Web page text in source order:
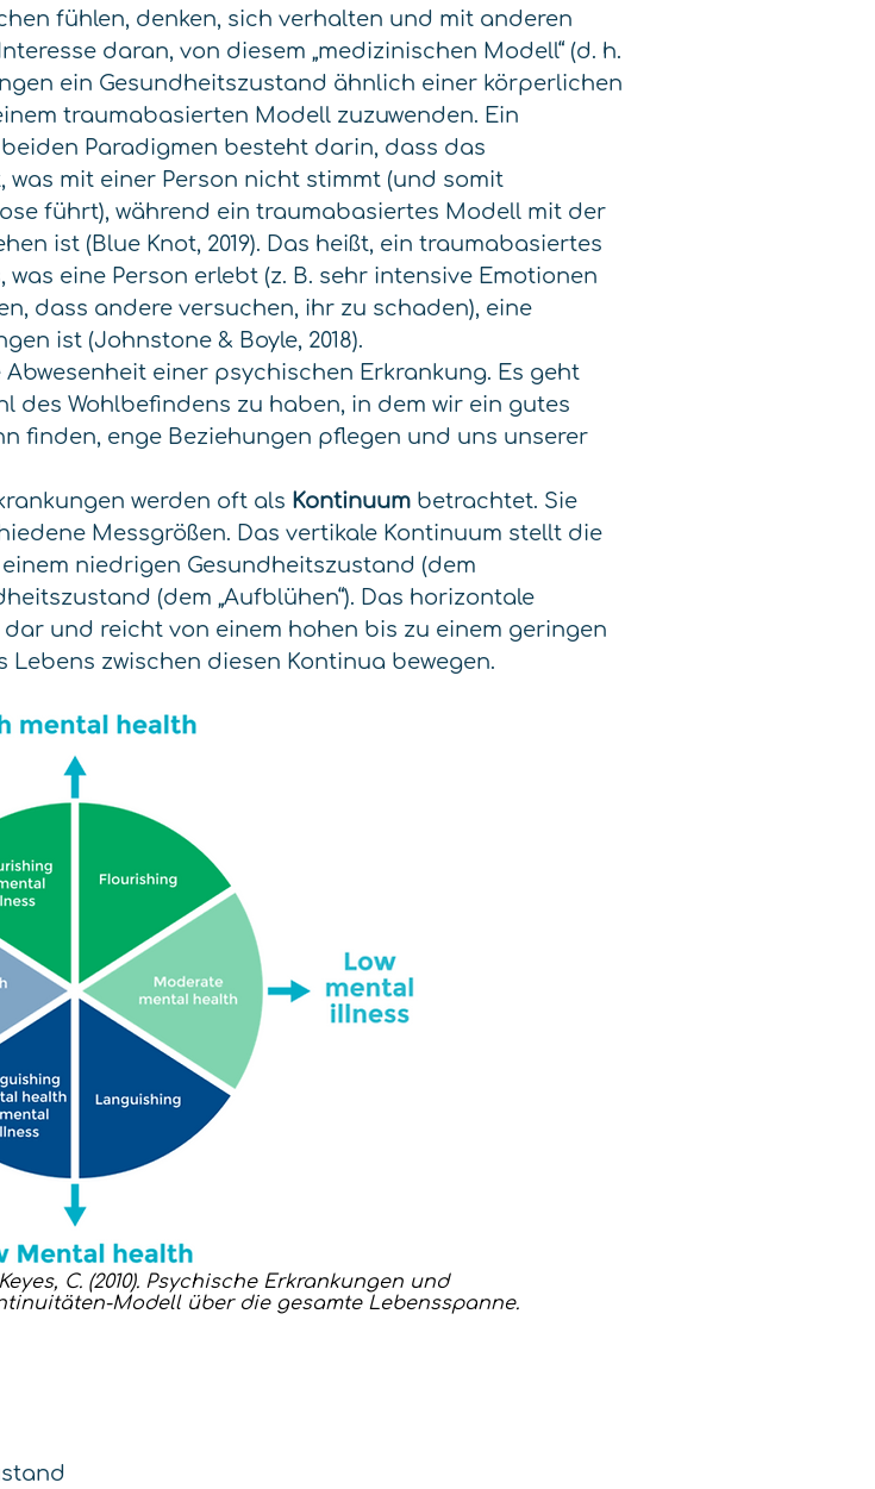
fühlen, denken, sich verhalten und mit anderen
daran, von diesem „medizinischen Modell“ (d. h.
ein Gesundheitszustand ähnlich einer körperlichen
traumabasierten Modell zuzuwenden. Ein
Paradigmen besteht darin, dass das
mit einer Person nicht stimmt (und somit
führt), während ein traumabasiertes Modell mit der
ist (Blue Knot, 2019). Das heißt, ein traumabasiertes
eine Person erlebt (z. B. sehr intensive Emotionen
dass andere versuchen, ihr zu schaden), eine
ist (Johnstone & Boyle, 2018).
einer psychischen Erkrankung. Es geht
des Wohlbefindens zu haben, in dem wir ein gutes
finden, enge Beziehungen pflegen und uns unserer
werden oft als Kontinuum betrachtet. Sie
Messgrößen. Das vertikale Kontinuum stellt die
niedrigen Gesundheitszustand (dem
(dem „Aufblühen“). Das horizontale
und reicht von einem hohen bis zu einem geringen
zwischen diesen Kontinua bewegen.
C. (2010). Psychische Erkrankungen und
Modell über die gesamte Lebensspanne.